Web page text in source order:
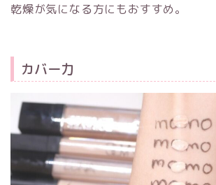
乾燥が気になる方にもおすすめ。
カバー力